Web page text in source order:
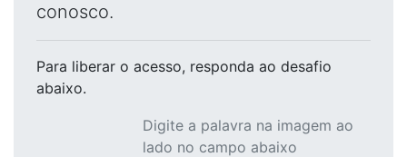
conosco.
Para liberar o acesso, responda ao desafio
abaixo.
Digite a palavra na imagem ao
lado no campo abaixo